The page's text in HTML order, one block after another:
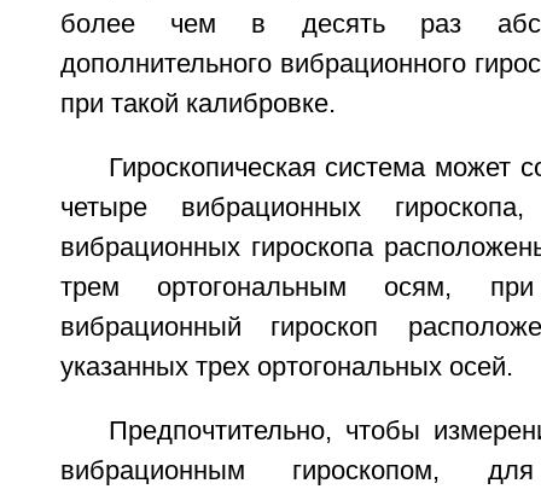
более чем в десять раз
дополнительного вибрационного
при такой калибровке.
Гироскопическая система может
четыре вибрационных
вибрационных гироскопа
трем ортогональным осям,
вибрационный гироскоп
указанных трех ортогональных осей.
Предпочтительно, чтобы
вибрационным гироскопом,